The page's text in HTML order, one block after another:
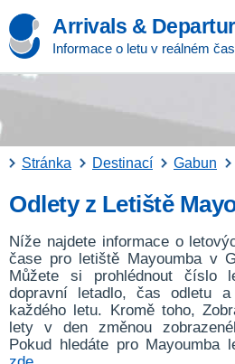
Arrivals &
Informace o letu v reálném
Stránka Destinací Gabun
Odlety z Letiště
Níže najdete informace o
čase pro letiště Mayoumba v
Můžete si prohlédnout číslo
dopravní letadlo, čas odletu
každého letu. Kromě toho,
lety v den změnou
Pokud hledáte pro Mayoumba